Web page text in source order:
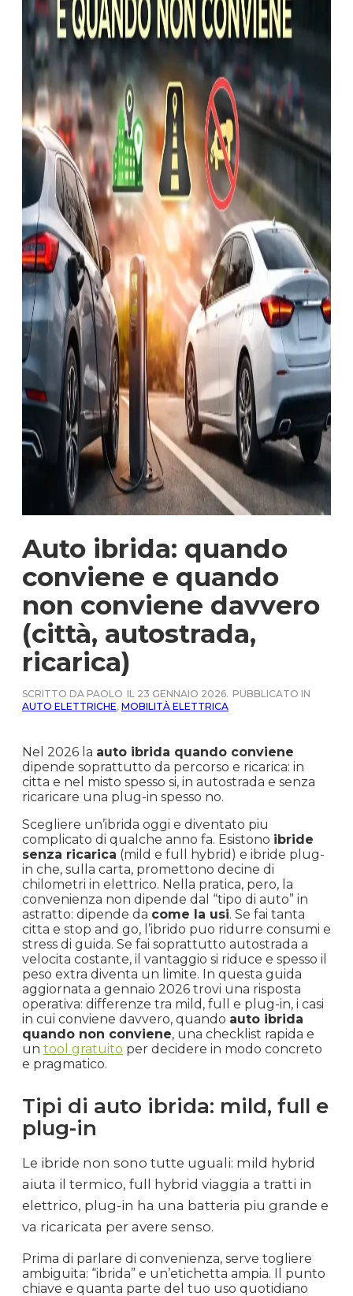
Auto ibrida: quando
conviene e quando
non conviene davvero
(città, autostrada,
ricarica)
SCRITTO DA PAOLO IL 23 GENNAIO 2026. PUBBLICATO IN
AUTO ELETTRICHE, MOBILITÀ ELETTRICA
Nel 2026 la auto ibrida quando conviene
dipende soprattutto da percorso e ricarica: in
citta e nel misto spesso si, in autostrada e senza
ricaricare una plug-in spesso no.
Scegliere un’ibrida oggi e diventato piu
complicato di qualche anno fa. Esistono ibride
senza ricarica (mild e full hybrid) e ibride plug-
in che, sulla carta, promettono decine di
chilometri in elettrico. Nella pratica, pero, la
convenienza non dipende dal “tipo di auto” in
astratto: dipende da come la usi. Se fai tanta
citta e stop and go, l’ibrido puo ridurre consumi e
stress di guida. Se fai soprattutto autostrada a
velocita costante, il vantaggio si riduce e spesso il
peso extra diventa un limite. In questa guida
aggiornata a gennaio 2026 trovi una risposta
operativa: differenze tra mild, full e plug-in, i casi
in cui conviene davvero, quando auto ibrida
quando non conviene, una checklist rapida e
un tool gratuito per decidere in modo concreto
e pragmatico.
Tipi di auto ibrida: mild, full e
plug-in
Le ibride non sono tutte uguali: mild hybrid
aiuta il termico, full hybrid viaggia a tratti in
elettrico, plug-in ha una batteria piu grande e
va ricaricata per avere senso.
Prima di parlare di convenienza, serve togliere
ambiguita: “ibrida” e un’etichetta ampia. Il punto
chiave e quanta parte del tuo uso quotidiano